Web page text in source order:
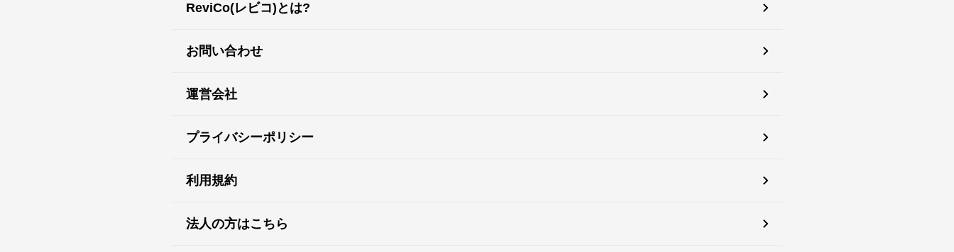
ReviCo(レビコ)とは?
お問い合わせ
運営会社
プライバシーポリシー
利用規約
法人の方はこちら